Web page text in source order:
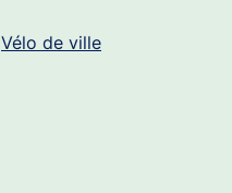
Vélo de ville